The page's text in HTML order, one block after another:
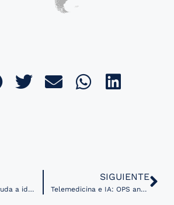
Algoritmo de IA ayuda a identificar pacientes con riesgo cardíaco
SIGUIENTE
Telemedicina e IA: OPS analiza su impacto en el futuro de la salud en Latinoamérica